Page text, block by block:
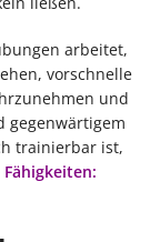
arbeitet,
vorschnelle
und
gegenwärtigem
trainierbar ist,